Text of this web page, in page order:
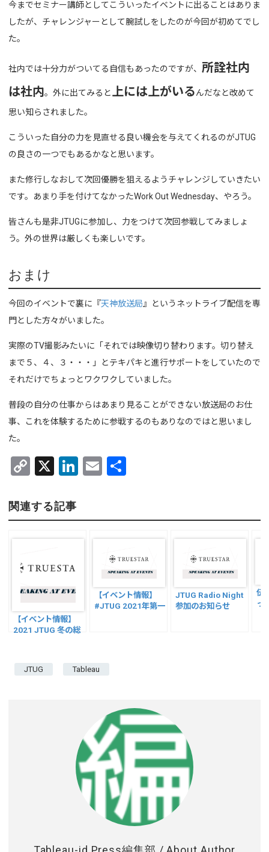
今までセミナー講師としてこういったイベントに出ることはありま
したが、チャレンジャーとして腕試しをしたのが今回が初めてでし
た。
社内では十分力がついてる自信もあったのですが、 所詮社内
は社内。外に出てみると上には上がいるんだなと改めて
思い知らされました。
こういった自分の力を見直せる良い機会を与えてくれるのがJTUG
の良さの一つでもあるかなと思います。
また修行しなおして次回優勝を狙えるようチャレンジしていきたい
です。あまり手を付けてなかったWork Out Wednesday、やろう。
皆さんも是非JTUGに参加し、力をつけて次回参戦してみましょ
う。外の世界は厳しくも楽しいです。
おまけ
今回のイベントで裏に『天神放送局』というネットライブ配信を専
門とした方々がいました。
実際のTV撮影みたいに「それでは映像切り替わります。切り替え
まで５、４、３・・・」とテキパキと進行サポートをしていたので
それだけでちょっとワクワクしていました。
普段の自分の仕事からはあまり見ることができない放送局のお仕
事、これを体験するために参戦するのもありなのではと思いまし
た。
C
py
Li
n
k
X
Li
dI
n
E
関連する記事
【イベント情報】
2021 JTUG 冬の総
【イベント情報】
#JTUG 2021年第一
JTUG Radio Night
参加のお知らせ
伝
っ
JTUG Tableau